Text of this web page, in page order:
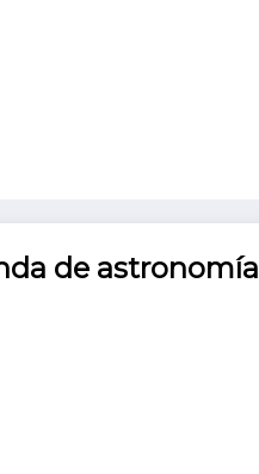
de astronomía